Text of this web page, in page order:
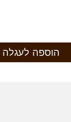
הוספה לעגלה